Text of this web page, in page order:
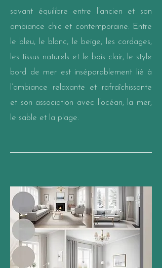
savant équilibre entre l’ancien et son
ambiance chic et contemporaine. Entre
le bleu, le blanc, le beige, les cordages,
les tissus naturels et le bois clair, le style
bord de mer est inséparablement lié à
l’ambiance relaxante et rafraîchissante
et son association avec l’océan, la mer,
le sable et la plage.